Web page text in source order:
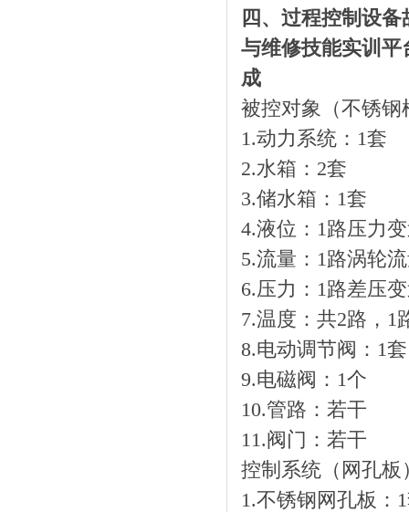
四、过程控制设备
与维修技能实训平
成
被控对象（不锈钢
1.动力系统：1套
2.水箱：2套
3.储水箱：1套
4.液位：1路压力
5.流量：1路涡轮
6.压力：1路差压
7.温度：共2路，1
8.电动调节阀：1
9.电磁阀：1个
10.管路：若干
11.阀门：若干
控制系统（网孔板
1.不锈钢网孔板：